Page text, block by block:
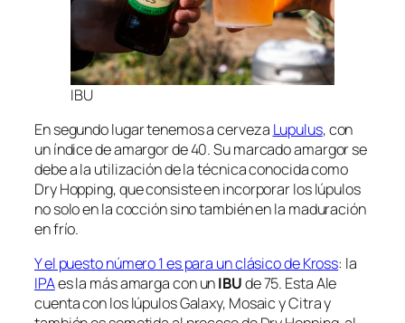
IBU
En segundo lugar tenemos a cerveza Lupulus, con
un índice de amargor de 40. Su marcado amargor se
debe a la utilización de la técnica conocida como
Dry Hopping, que consiste en incorporar los lúpulos
no solo en la cocción sino también en la maduración
en frío.
Y el puesto número 1 es para un clásico de Kross: la
IPAes la más amarga con unIBUde 75. Esta Ale
cuenta con los lúpulos Galaxy, Mosaic y Citra y